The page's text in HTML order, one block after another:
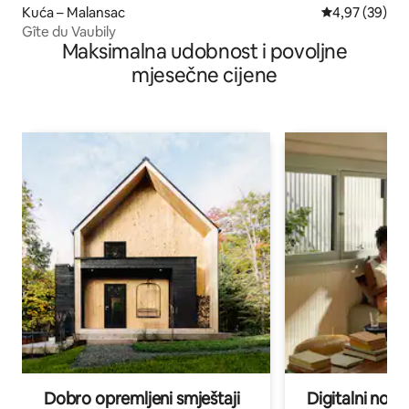
Kuća – Malansac Prosječna
4,97 (39)
Gîte du Vaubily
Maksimalna udobnost i povoljne
mjesečne cijene
Dobro opremljeni smještaji Digitalni